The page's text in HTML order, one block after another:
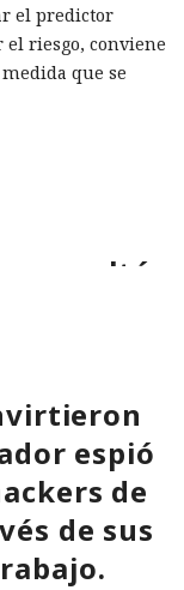
el predictor
riesgo, conviene
que se
resultó
en la nube una
espió
de
de sus